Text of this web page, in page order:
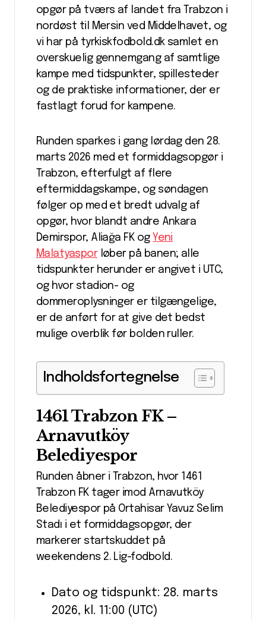
opgør på tværs af landet fra Trabzon i
nordøst til Mersin ved Middelhavet, og
vi har på tyrkiskfodbold.dk samlet en
overskuelig gennemgang af samtlige
kampe med tidspunkter, spillesteder
og de praktiske informationer, der er
fastlagt forud for kampene.
Runden sparkes i gang lørdag den 28.
marts 2026 med et formiddagsopgør i
Trabzon, efterfulgt af flere
eftermiddagskampe, og søndagen
følger op med et bredt udvalg af
opgør, hvor blandt andre Ankara
Demirspor, Aliağa FK og Yeni
Malatyasporløber på banen; alle
tidspunkter herunder er angivet i UTC,
og hvor stadion- og
dommeroplysninger er tilgængelige,
er de anført for at give det bedst
mulige overblik før bolden ruller.
Indholdsfortegnelse
1461 Trabzon FK –
Arnavutköy
Belediyespor
Runden åbner i Trabzon, hvor 1461
Trabzon FK tager imod Arnavutköy
Belediyespor på Ortahisar Yavuz Selim
Stadı i et formiddagsopgør, der
markerer startskuddet på
weekendens 2. Lig-fodbold.
Dato og tidspunkt: 28. marts
2026, kl. 11:00 (UTC)